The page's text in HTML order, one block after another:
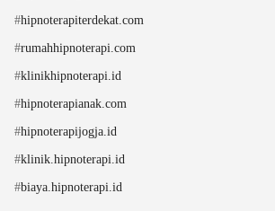
#hipnoterapiterdekat.com
#rumahhipnoterapi.com
#klinikhipnoterapi.id
#hipnoterapianak.com
#hipnoterapijogja.id
#klinik.hipnoterapi.id
#biaya.hipnoterapi.id